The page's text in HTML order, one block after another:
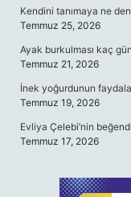
Kendini tanımaya ne
Temmuz 25, 2026
Ayak burkulması kaç
Temmuz 21, 2026
İnek yoğurdunun
Temmuz 19, 2026
Evliya Çelebi’nin
Temmuz 17, 2026